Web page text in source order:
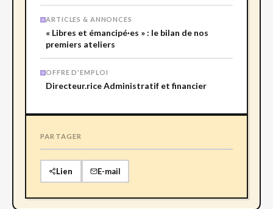
ARTICLES & ANNONCES
« Libres et émancipé·es » : le bilan de nos
premiers ateliers
OFFRE D'EMPLOI
Directeur.rice Administratif et financier
PARTAGER
Lien E-mail